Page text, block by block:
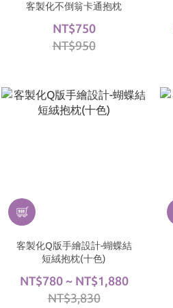
客製化不倒翁卡通抱枕
NT$750
NT$950
客製化Q版手繪設計-蝴蝶結
短絨抱枕(十色)
NT$780 ~ NT$1,880
NT$3,830